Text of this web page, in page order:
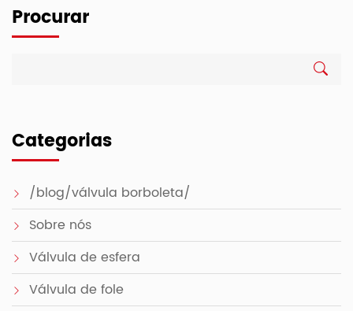
Procurar
Categorias
/blog/válvula borboleta/
Sobre nós
Válvula de esfera
Válvula de fole